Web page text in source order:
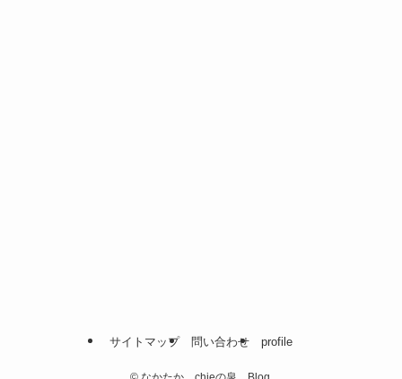
サイトマップ 問い合わせ profile